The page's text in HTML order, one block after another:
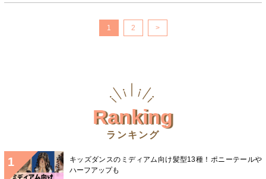
1 2 >
Ranking
ランキング
キッズダンスのミディアム向け髪型13種！ポニーテールや
ハーフアップも